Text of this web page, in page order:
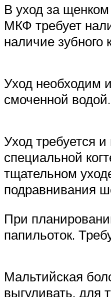
В уход за
МКФ требует
наличие зубного
Уход необходим
смоченной
Уход требуется
специальной
тщательном
подравнивания
При
папильоток.
Мальтийская
выгуливать, для